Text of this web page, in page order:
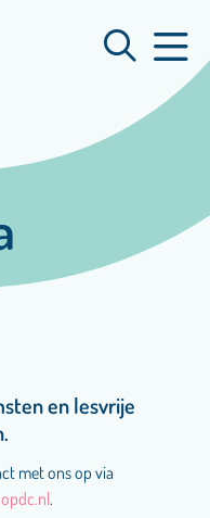
en lesvrije
met ons op via
.